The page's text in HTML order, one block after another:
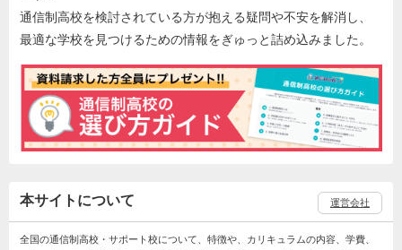
通信制高校を検討されている方が抱える疑問や不安を解消し、
最適な学校を見つけるための情報をぎゅっと詰め込みました。
本サイトについて 運営会社
全国の通信制高校・サポート校について、特徴や、カリキュラムの内容、学費、